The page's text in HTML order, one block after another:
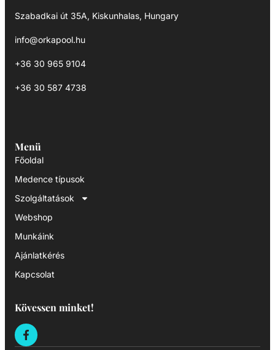
Szabadkai út 35A, Kiskunhalas, Hungary
info@orkapool.hu
+36 30 965 9104
+36 30 587 4738
Menü
Főoldal
Medence típusok
Szolgáltatások
Webshop
Munkáink
Ajánlatkérés
Kapcsolat
Kövessen minket!